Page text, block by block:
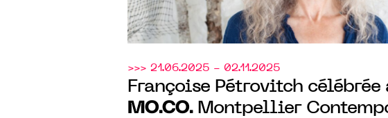
>>> 21.06.2025 - 02.11.2025
Françoise Pétrovitch célébrée
MO.CO.Montpellier